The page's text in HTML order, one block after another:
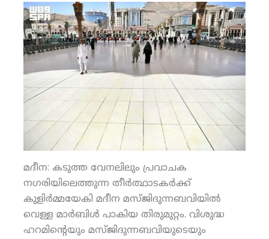
മദീന: കടുത്ത വേനലിലും പ്രവാചക
നഗരിയിലെത്തുന്ന തീര്‍ത്ഥാടകര്‍ക്ക്
കുളിര്‍മ്മയേകി മദീന മസ്ജിദുന്നബവിയില്‍
വെള്ള മാര്‍ബിള്‍ പാകിയ തിരുമുറ്റം. വിശുദ്ധ
ഹറമിന്റെയും മസ്ജിദുന്നബവിയുടെയും